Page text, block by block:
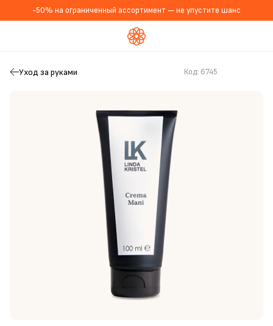
-50% на ограниченный ассортимент — не упустите шанс
Уход за руками Код: 6745